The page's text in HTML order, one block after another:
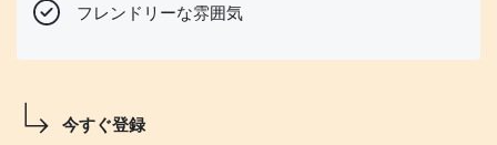
フレンドリーな雰囲気
今すぐ登録